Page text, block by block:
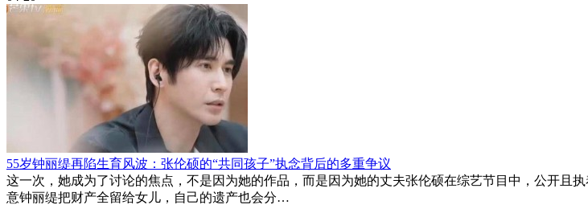
55岁钟丽缇再陷生育风波：张伦硕的“共同孩子”执念背后的多重争议
这一次，她成为了讨论的焦点，不是因为她的作品，而是因为她的丈夫张伦硕在综艺节目中，公开且
意钟丽缇把财产全留给女儿，自己的遗产也会分…